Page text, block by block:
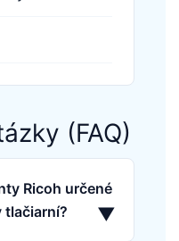
(FAQ)
Ricoh určené
tlačiarní?
▼